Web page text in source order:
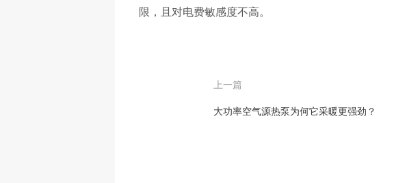
限，且对电费敏感度不高。
上一篇
大功率空气源热泵为何它采暖更强劲？